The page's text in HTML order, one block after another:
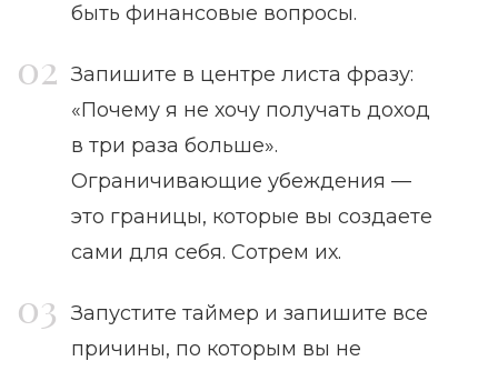
быть финансовые вопросы.
Запишите в центре листа фразу:
«Почему я не хочу получать доход
в три раза больше».
Ограничивающие убеждения —
это границы, которые вы создаете
сами для себя. Сотрем их.
Запустите таймер и запишите все
причины, по которым вы не